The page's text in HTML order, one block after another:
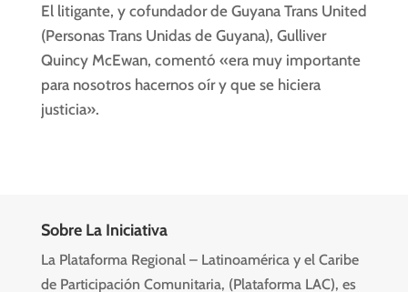
El litigante, y cofundador de Guyana Trans United
(Personas Trans Unidas de Guyana), Gulliver
Quincy McEwan, comentó «era muy importante
para nosotros hacernos oír y que se hiciera
justicia».
Sobre La Iniciativa
La Plataforma Regional – Latinoamérica y el Caribe
de Participación Comunitaria, (Plataforma LAC), es